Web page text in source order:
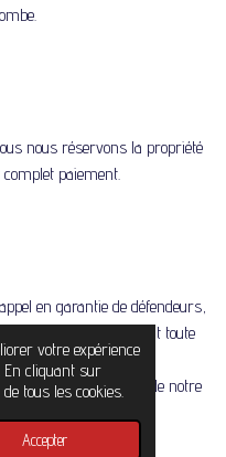
votre expérience
En cliquant sur
tous les cookies.
Accepter
nous réservons la propriété
paiement.
en garantie de défendeurs,
compétent nonobstant toute
ou manuscrite de nos
acceptation écrite de notre